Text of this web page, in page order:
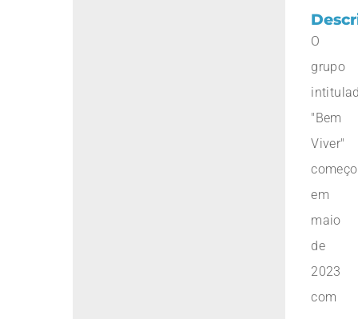
O
grupo
"Bem
Viver"
em
maio
de
2023
com